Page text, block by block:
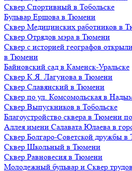
Сквер Спортивный в Тобольске
Бульвар Ершова в Тюмени
Сквер Медицинских работников в
Сквер Отрядов мэра в Тюмени
Сквер с историей географов
в Тюмени
Байновский сад в Каменск-Уральске
Сквер К.Я. Лагунова в Тюмени
Сквер Славянский в Тюмени
Сквер по ул. Комсомольская в
Сквер Выпускников в Тобольске
Благоустройство сквера в Тюмени
Аллея имени Салавата Юлаева в
Сквер Болгаро-Советской дружбы
Сквер Школьный в Тюмени
Сквер Равновесия в Тюмени
Молодежный бульвар и Сквер